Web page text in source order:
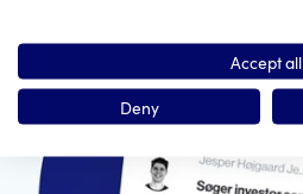
Accept all
Deny